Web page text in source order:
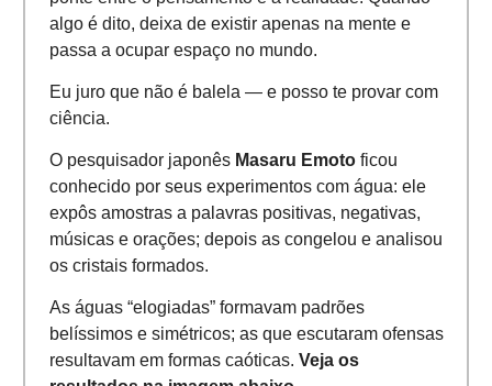
algo é dito, deixa de existir apenas na mente e
passa a ocupar espaço no mundo.
Eu juro que não é balela — e posso te provar com
ciência.
O pesquisador japonês Masaru Emotoficou
conhecido por seus experimentos com água: ele
expôs amostras a palavras positivas, negativas,
músicas e orações; depois as congelou e analisou
os cristais formados.
As águas “elogiadas” formavam padrões
belíssimos e simétricos; as que escutaram ofensas
resultavam em formas caóticas. Veja os